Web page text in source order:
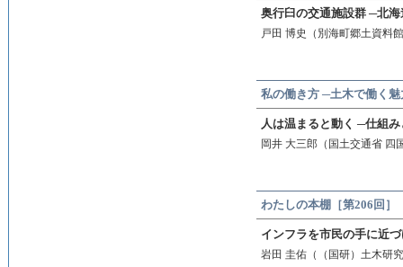
奥行臼の交通施設群 ─北
戸田 博史（別海町郷土資料
私の働き方 ─土木で働く
人は温まると動く ─仕組
岡井 大三郎（国土交通省 四
わたしの本棚［第206回］
インフラを市民の手に近
岩田 圭佑（（国研）土木研